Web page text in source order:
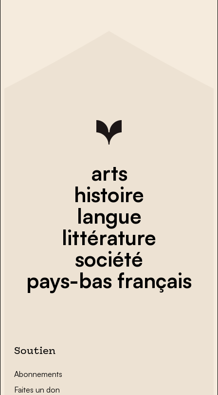
arts
histoire
langue
littérature
société
pays-bas français
Soutien
Abonnements
Faites un don